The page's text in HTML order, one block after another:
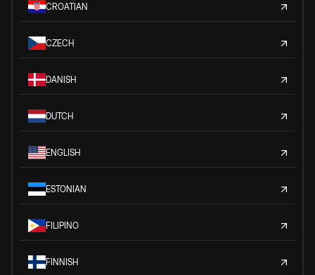
CROATIAN
CZECH
DANISH
DUTCH
ENGLISH
ESTONIAN
FILIPINO
FINNISH